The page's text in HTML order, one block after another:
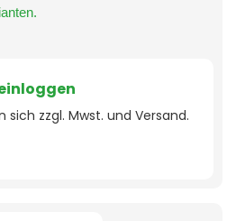
sich zzgl. Mwst. und Versand.